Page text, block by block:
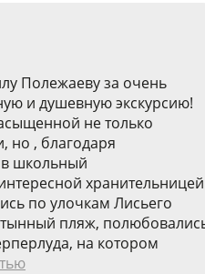
Полежаеву за очень
и душевную экскурсию!
не только
но , благодаря
в школьный
хранительницей
по улочкам Лисьего
пляж,
на котором